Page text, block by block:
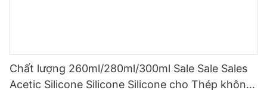
Chất lượng 260ml/280ml/300ml Sale Sale Sales
Acetic Silicone Silicone Silicone cho Thép không